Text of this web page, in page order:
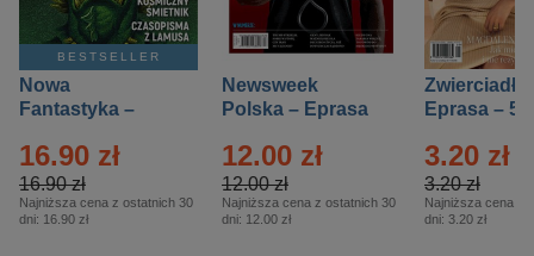
BESTSELLER
Nowa
Fantastyka –
16.90 zł
16.90 zł
Najniższa cena z ostatnich 30
dni: 16.90 zł
Newsweek
Polska – Eprasa
12.00 zł
12.00 zł
Najniższa cena z ostatnich 30
dni: 12.00 zł
Zwierciadło
Eprasa – 5/
3.20 zł
3.20 zł
Najniższa cena z
dni: 3.20 zł